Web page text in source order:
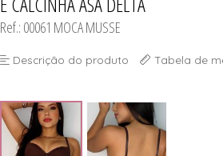
Ref.: 00061 MOCA MUSSE
Descrição do produto Tabela de